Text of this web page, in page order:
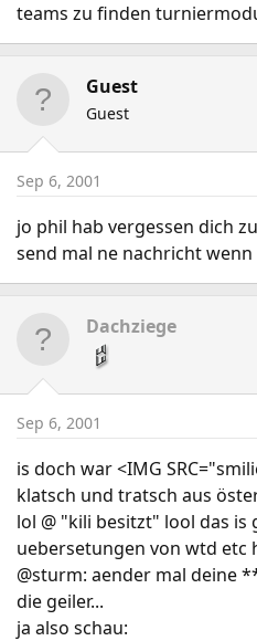
teams zu finden
Guest
Guest
Sep 6, 2001
jo phil hab vergessen dich
send mal ne nachricht
Dachziege
Sep 6, 2001
is doch war <IMG
klatsch und tratsch aus
lol @ "kili besitzt" lool das is
uebersetungen von wtd etc
@sturm: aender mal
die geiler...
ja also schau: